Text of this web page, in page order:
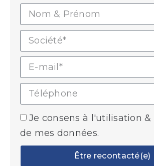
Je consens à l'utilisation
de mes données.
Être recontacté(e)